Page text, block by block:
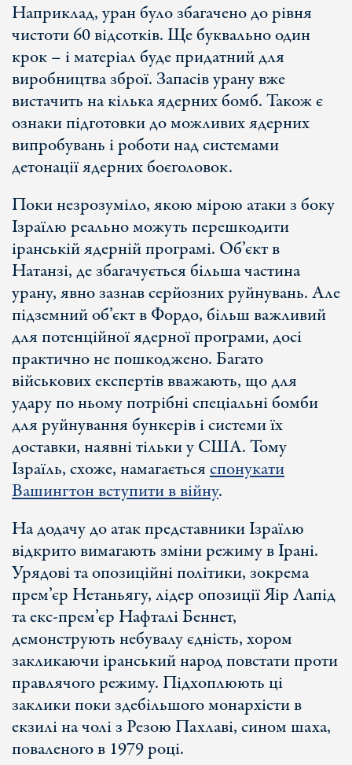
Наприклад, уран було збагачено до рівня
чистоти 60 відсотків. Ще буквально один
крок – і матеріал буде придатний для
виробництва зброї. Запасів урану вже
вистачить на кілька ядерних бомб. Також є
ознаки підготовки до можливих ядерних
випробувань і роботи над системами
детонації ядерних боєголовок.
Поки незрозуміло, якою мірою атаки з боку
Ізраїлю реально можуть перешкодити
іранській ядерній програмі. Об’єкт в
Натанзі, де збагачується більша частина
урану, явно зазнав серйозних руйнувань. Але
підземний об’єкт в Фордо, більш важливий
для потенційної ядерної програми, досі
практично не пошкоджено. Багато
військових експертів вважають, що для
удару по ньому потрібні спеціальні бомби
для руйнування бункерів і системи їх
доставки, наявні тільки у США. Тому
Ізраїль, схоже, намагаєтьсяспонукати
Вашингтон вступити в війну.
На додачу до атак представники Ізраїлю
відкрито вимагають зміни режиму в Ірані.
Урядові та опозиційні політики, зокрема
прем’єр Нетаньягу, лідер опозиції Яір Лапід
та екс-прем’єр Нафталі Беннет,
демонструють небувалу єдність, хором
закликаючи іранський народ повстати проти
правлячого режиму. Підхоплюють ці
заклики поки здебільшого монархісти в
екзилі на чолі з Резою Пахлаві, сином шаха,
поваленого в 1979 році.